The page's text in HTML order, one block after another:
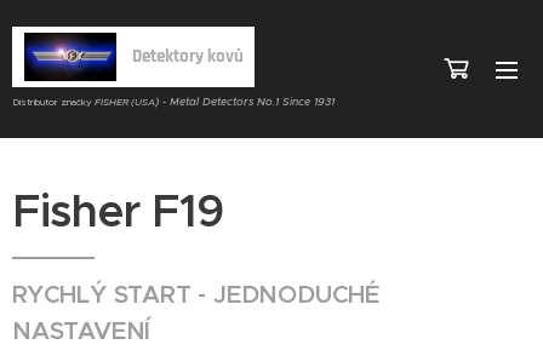
Detektory kovů
Distributor značky FISHER (USA) - Metal Detectors No.1 Since 1931
Fisher F19
RYCHLÝ START - JEDNODUCHÉ
NASTAVENÍ